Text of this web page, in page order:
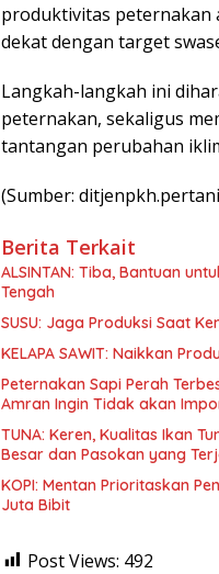
produktivitas peternakan
dekat dengan target
Langkah-langkah ini
peternakan, sekaligus
tantangan perubahan
(Sumber:
Berita Terkait
ALSINTAN: Tiba, Bantuan
Tengah
SUSU: Jaga Produksi Saat
KELAPA SAWIT: Naikkan
Peternakan Sapi Perah
Amran Ingin Tidak akan
TUNA: Keren, Kualitas Ikan
Besar dan Pasokan yang
KOPI: Mentan Prioritaskan
Juta Bibit
Post Views: 492